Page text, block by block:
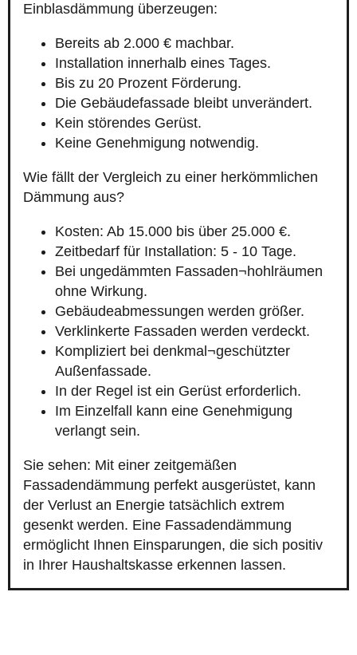
Einblasdämmung überzeugen:
Bereits ab 2.000 € machbar.
Installation innerhalb eines Tages.
Bis zu 20 Prozent Förderung.
Die Gebäudefassade bleibt unverändert.
Kein störendes Gerüst.
Keine Genehmigung notwendig.
Wie fällt der Vergleich zu einer herkömmlichen
Dämmung aus?
Kosten: Ab 15.000 bis über 25.000 €.
Zeitbedarf für Installation: 5 - 10 Tage.
Bei ungedämmten Fassaden¬hohlräumen
ohne Wirkung.
Gebäudeabmessungen werden größer.
Verklinkerte Fassaden werden verdeckt.
Kompliziert bei denkmal¬geschützter
Außenfassade.
In der Regel ist ein Gerüst erforderlich.
Im Einzelfall kann eine Genehmigung
verlangt sein.
Sie sehen: Mit einer zeitgemäßen
Fassadendämmung perfekt ausgerüstet, kann
der Verlust an Energie tatsächlich extrem
gesenkt werden. Eine Fassadendämmung
ermöglicht Ihnen Einsparungen, die sich positiv
in Ihrer Haushaltskasse erkennen lassen.